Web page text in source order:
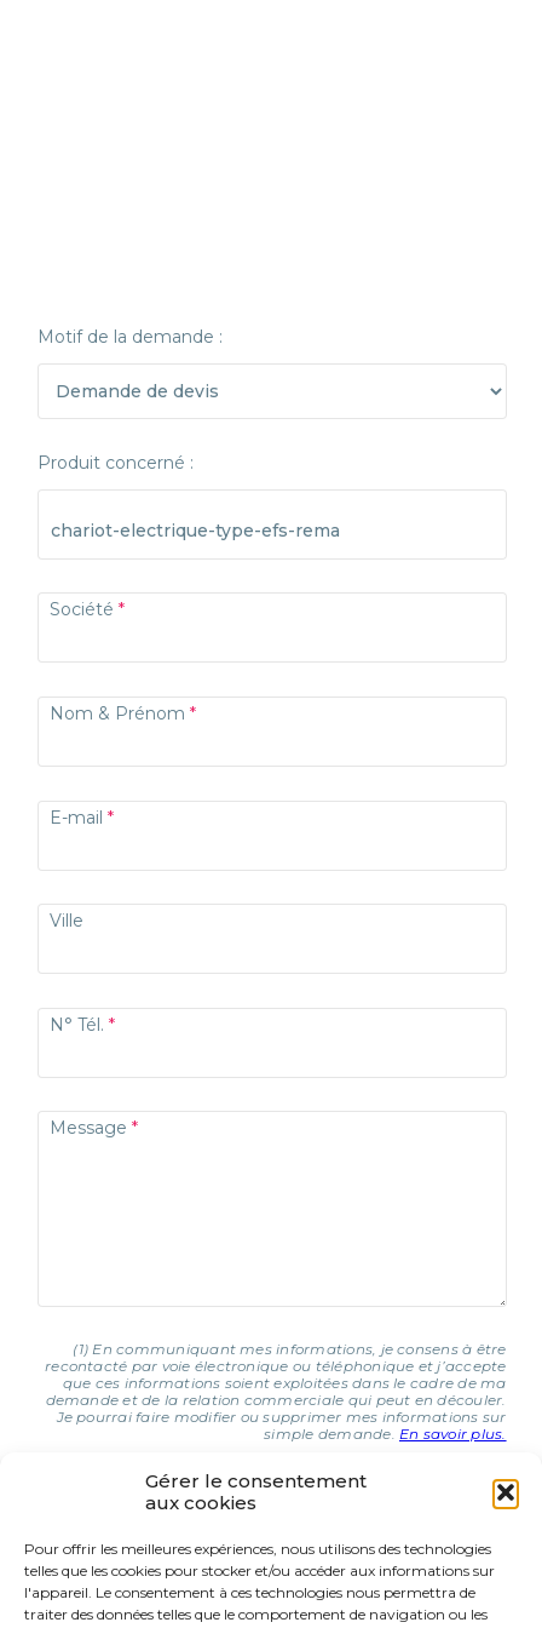
Gérer le consentement
aux cookies
Pour offrir les meilleures expériences, nous utilisons des technologies
telles que les cookies pour stocker et/ou accéder aux informations sur
l'appareil. Le consentement à ces technologies nous permettra de
traiter des données telles que le comportement de navigation ou les
Motif de la demande :
Produit concerné :
Société
Nom & Prénom
E-mail
Ville
N° Tél.
Message
(1) En communiquant mes informations, je consens à être
recontacté par voie électronique ou téléphonique et j’accepte
que ces informations soient exploitées dans le cadre de ma
demande et de la relation commerciale qui peut en découler.
Je pourrai faire modifier ou supprimer mes informations sur
simple demande. En savoir plus.
J'AI COMPRIS ET J'ACCEPTE (1)
9 Rue d’Italie
68310 Wittelsheim